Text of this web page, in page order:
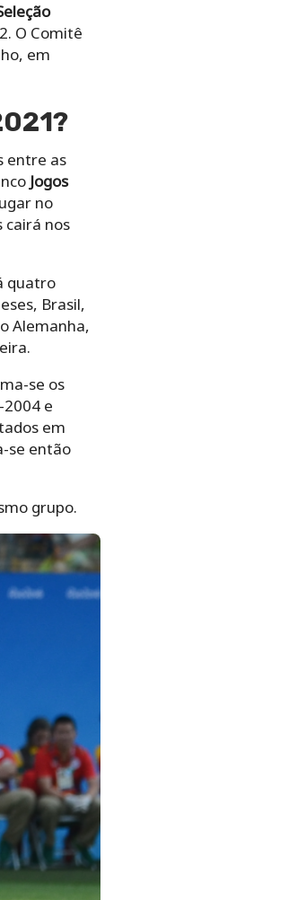
O Comitê
em
entre as
Jogos
no
nos
quatro
Brasil,
Alemanha,
se os
e
em
se então
grupo.